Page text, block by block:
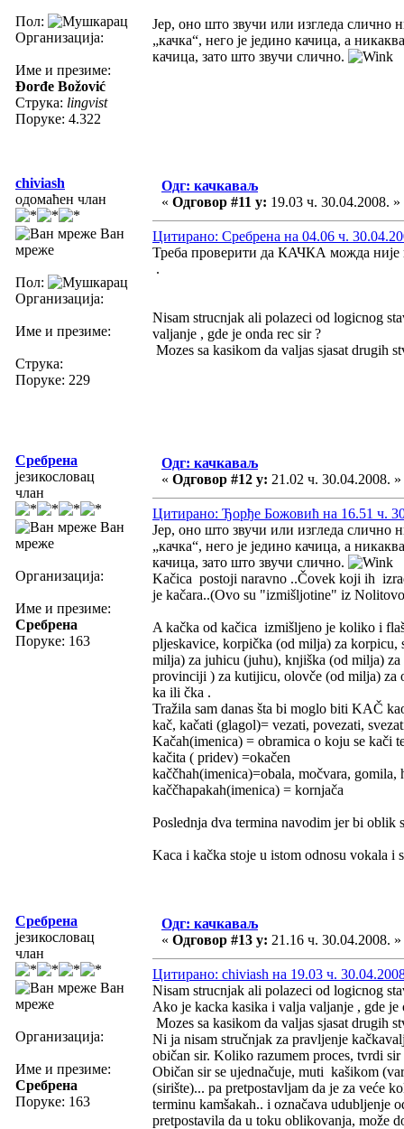
Пол:
Организација:
Име и презиме:
Đorđe Božović
Струка: lingvist
Поруке: 4.322
Јер, оно што звучи или изгледа слично
„качка“, него је једино качица, а
качица, зато што звучи слично.
chiviash
одомаћен члан
Ван
мреже
Пол:
Организација:
Име и презиме:
Струка:
Поруке: 229
Одг: качкаваљ
« Одговор #11 у: 19.03 ч. 30.04.2008. »
Цитирано: Сребрена на 04.06 ч.
Треба проверити да КАЧКА можда
.
Nisam strucnjak ali polazeci od logicnog
valjanje , gde je onda rec sir ?
Mozes sa kasikom da valjas sjasat drugih
Сребрена
језикословац
члан
Ван
мреже
Организација:
Име и презиме:
Сребрена
Поруке: 163
Одг: качкаваљ
« Одговор #12 у: 21.02 ч. 30.04.2008. »
Цитирано: Ђорђе Божовић на 16.51 ч.
Јер, оно што звучи или изгледа слично
„качка“, него је једино качица, а
качица, зато што звучи слично.
Kačica postoji naravno ..Čovek koji ih
je kačara..(Ovo su "izmišljotine" iz
A kačka od kačica izmišljeno je koliko i
pljeskavice, korpička (od milja) za
milja) za juhicu (juhu), knjiška (od milja)
provinciji ) za kutijicu, olovče (od milja) za
ka ili čka .
Tražila sam danas šta bi moglo biti KAČ
kač, kačati (glagol)= vezati, povezati,
Kačah(imenica) = obramica o koju se kači
kačita ( pridev) =okačen
kaččhah(imenica)=obala, močvara, gomila,
kaččhapakah(imenica) = kornjača
Poslednja dva termina navodim jer bi oblik
Kaca i kačka stoje u istom odnosu vokala i
Сребрена
језикословац
члан
Ван
мреже
Организација:
Име и презиме:
Сребрена
Поруке: 163
Одг: качкаваљ
« Одговор #13 у: 21.16 ч. 30.04.2008. »
Цитирано: chiviash на 19.03 ч.
Nisam strucnjak ali polazeci od logicnog
Ako je kacka kasika i valja valjanje , gde je
Mozes sa kasikom da valjas sjasat drugih
Ni ja nisam stručnjak za pravljenje
običan sir. Koliko razumem proces, tvrdi
Običan sir se ujednačuje, muti kašikom
(sirište)... pa pretpostavljam da je za veće
terminu kamšakah.. i označava udubljenje
pretpostavila da u toku oblikovanja, može